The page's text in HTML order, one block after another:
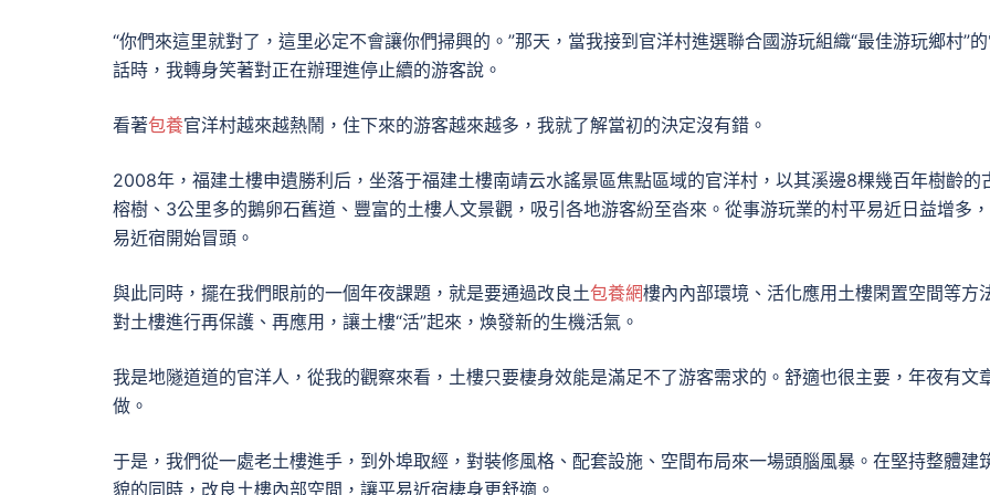
“你們來這里就對了，這里必定不會讓你們掃興的。”那天，當我接到官洋村進選聯合國游玩組織“最佳游玩鄉村”
話時，我轉身笑著對正在辦理進停止續的游客說。
看著包養官洋村越來越熱鬧，住下來的游客越來越多，我就了解當初的決定沒有錯。
2008年，福建土樓申遺勝利后，坐落于福建土樓南靖云水謠景區焦點區域的官洋村，以其溪邊8棵幾百年樹齡的
榕樹、3公里多的鵝卵石舊道、豐富的土樓人文景觀，吸引各地游客紛至沓來。從事游玩業的村平易近日益增多
易近宿開始冒頭。
與此同時，擺在我們眼前的一個年夜課題，就是要通過改良土包養網樓內內部環境、活化應用土樓閑置空間等方
對土樓進行再保護、再應用，讓土樓“活”起來，煥發新的生機活氣。
我是地隧道道的官洋人，從我的觀察來看，土樓只要棲身效能是滿足不了游客需求的。舒適也很主要，年夜有文
做。
于是，我們從一處老土樓進手，到外埠取經，對裝修風格、配套設施、空間布局來一場頭腦風暴。在堅持整體建
貌的同時，改良土樓內部空間，讓平易近宿棲身更舒適。